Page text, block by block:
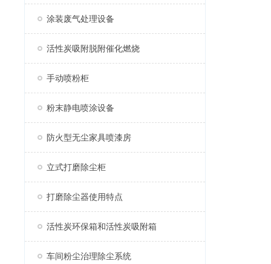
涂装废气处理设备
活性炭吸附脱附催化燃烧
手动喷粉柜
粉末静电喷涂设备
防火型无尘家具喷漆房
立式打磨除尘柜
打磨除尘器使用特点
活性炭环保箱和活性炭吸附箱
车间粉尘治理除尘系统